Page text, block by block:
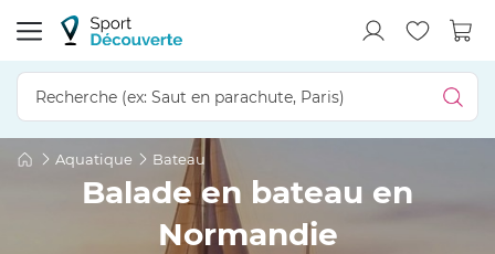
Aquatique Bateau
Balade en bateau en
Normandie